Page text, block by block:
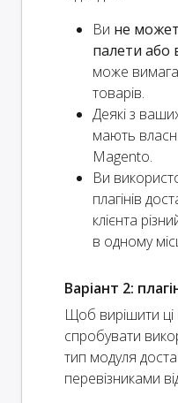
Ви не
палети або
може
товарів.
Деякі з
мають
Magento.
Ви
плагінів
клієнта
в одному
Варіант 2:
Щоб вирішити
спробувати
тип модуля
перевізниками